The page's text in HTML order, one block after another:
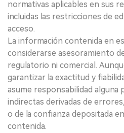
normativas aplicables en sus
incluidas las restricciones de
acceso.
La información contenida en
considerarse asesoramiento
regulatorio ni comercial.
garantizar la exactitud y
asume responsabilidad alguna
indirectas derivadas de
o de la confianza depositada
contenida.